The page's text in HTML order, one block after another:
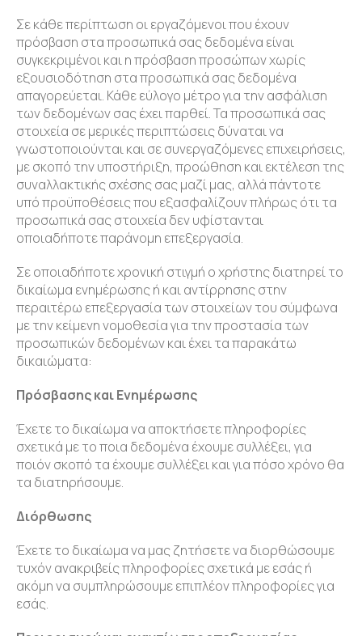
Σε κάθε περίπτωση οι εργαζόμενοι που έχουν
πρόσβαση στα προσωπικά σας δεδομένα είναι
συγκεκριμένοι και η πρόσβαση προσώπων χωρίς
εξουσιοδότηση στα προσωπικά σας δεδομένα
απαγορεύεται. Κάθε εύλογο μέτρο για την ασφάλιση
των δεδομένων σας έχει παρθεί. Τα προσωπικά σας
στοιχεία σε μερικές περιπτώσεις δύναται να
γνωστοποιούνται και σε συνεργαζόμενες επιχειρήσεις,
με σκοπό την υποστήριξη, προώθηση και εκτέλεση της
συναλλακτικής σχέσης σας μαζί μας, αλλά πάντοτε
υπό προϋποθέσεις που εξασφαλίζουν πλήρως ότι τα
προσωπικά σας στοιχεία δεν υφίστανται
οποιαδήποτε παράνομη επεξεργασία.
Σε οποιαδήποτε χρονική στιγμή ο χρήστης διατηρεί το
δικαίωμα ενημέρωσης ή και αντίρρησης στην
περαιτέρω επεξεργασία των στοιχείων του σύμφωνα
με την κείμενη νομοθεσία για την προστασία των
προσωπικών δεδομένων και έχει τα παρακάτω
δικαιώματα:
Πρόσβασης και Ενημέρωσης
Έχετε το δικαίωμα να αποκτήσετε πληροφορίες
σχετικά με το ποια δεδομένα έχουμε συλλέξει, για
ποιόν σκοπό τα έχουμε συλλέξει και για πόσο χρόνο θα
τα διατηρήσουμε.
Διόρθωσης
Έχετε το δικαίωμα να μας ζητήσετε να διορθώσουμε
τυχόν ανακριβείς πληροφορίες σχετικά με εσάς ή
ακόμη να συμπληρώσουμε επιπλέον πληροφορίες για
εσάς.